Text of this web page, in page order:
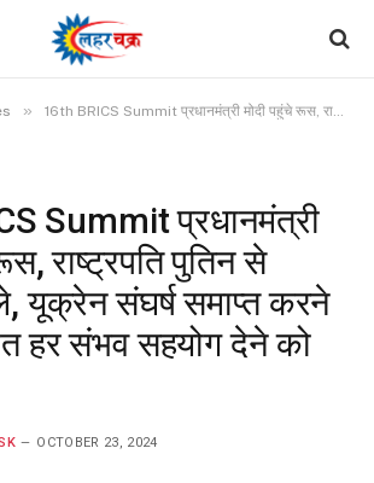
» 16th BRICS Summit प्रधानमंत्री मोदी पहुंचे रूस, राष्ट्रपति पुतिन से मिलकर बोले, यूक्रेन संघर्ष समाप्त करने के लिये भारत हर संभव सहयोग देने को तैयार
Summit प्रधानमंत्री
राष्ट्रपति पुतिन से
यूक्रेन संघर्ष समाप्त करने
हर संभव सहयोग देने को
OCTOBER 23, 2024